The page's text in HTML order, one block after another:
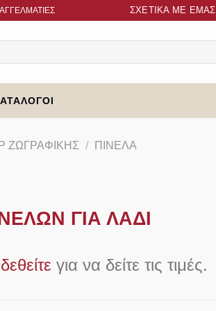
ΣΧΕΤΙΚΆ ΜΕ ΕΜΆΣ
ΖΩΓΡΑΦΙΚΉΣ / ΠΙΝΈΛΑ
ΓΙΑ ΛΑΔΙ
για να δείτε τις τιμές.